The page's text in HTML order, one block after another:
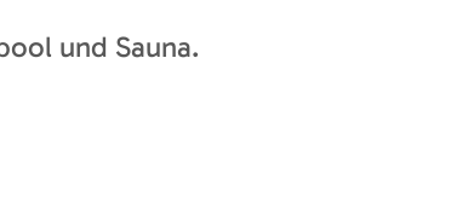
und Sauna.